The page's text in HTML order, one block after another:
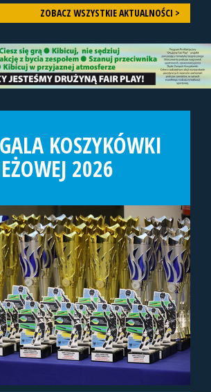
ZOBACZ WSZYSTKIE AKTUALNOŚCI >
KOSZYKÓWKI
2026